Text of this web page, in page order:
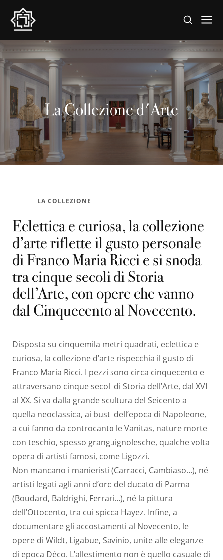
La Collezione d'Arte
LA COLLEZIONE
Eclettica e curiosa, la collezione
d’arte riflette il gusto personale
di Franco Maria Ricci e si snoda
tra cinque secoli di Storia
dell’Arte, con opere che vanno
dal Cinquecento al Novecento.
Disposta su cinquemila metri quadrati, eclettica e
curiosa, la collezione d’arte rispecchia il gusto di
Franco Maria Ricci. I pezzi sono circa cinquecento e
attraversano cinque secoli di Storia dell’Arte, dal XVI
al XX. Si va dalla grande scultura del Seicento a
quella neoclassica, ai busti dell’epoca di Napoleone,
a cui fanno da controcanto le Vanitas, nature morte
con teschio, spesso granguignolesche, qualche volta
opera di artisti famosi, come Ligozzi.
Non mancano i manieristi (Carracci, Cambiaso…), né
artisti legati agli anni d’oro del ducato di Parma
(Boudard, Baldrighi, Ferrari…), né la pittura
dell’Ottocento, tra cui spicca Hayez. Infine, a
documentare gli accostamenti al Novecento, le
opere di Wildt, Ligabue, Savinio, unite alle eleganze
di epoca Déco. L’allestimento non è quello casuale di